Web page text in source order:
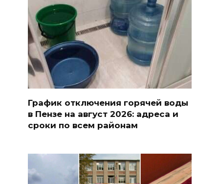
График отключения горячей воды
в Пензе на август 2026: адреса и
сроки по всем районам